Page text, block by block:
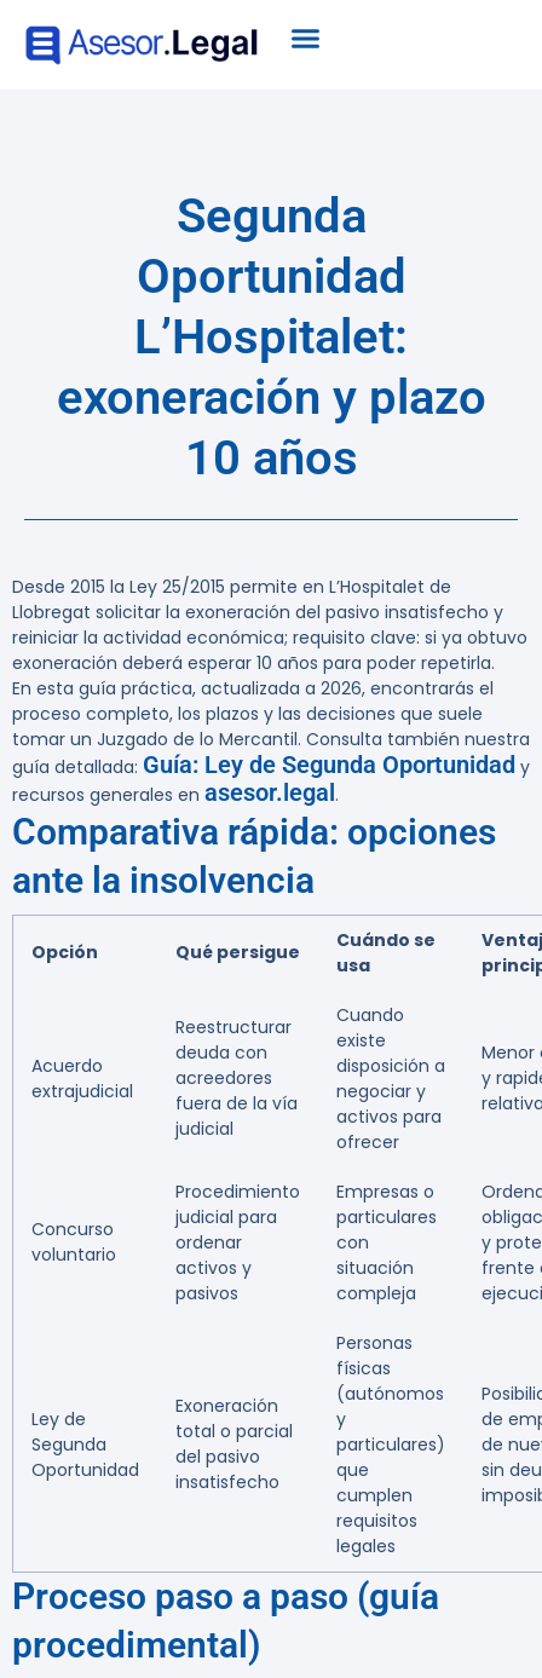
Segunda
Oportunidad
L’Hospitalet:
exoneración y plazo
10 años
Desde 2015 la Ley 25/2015 permite en L’Hospitalet de
Llobregat solicitar la exoneración del pasivo insatisfecho y
reiniciar la actividad económica; requisito clave: si ya obtuvo
exoneración deberá esperar 10 años para poder repetirla.
En esta guía práctica, actualizada a 2026, encontrarás el
proceso completo, los plazos y las decisiones que suele
tomar un Juzgado de lo Mercantil. Consulta también nuestra
guía detallada: Guía: Ley de Segunda Oportunidad y
recursos generales en asesor.legal.
Comparativa rápida: opciones
ante la insolvencia
Opción Qué persigue
Cuándo se
usa
Acuerdo
extrajudicial
Reestructurar
deuda con
acreedores
fuera de la vía
judicial
Cuando
existe
disposición a
negociar y
activos para
ofrecer
Menor
y
Concurso
voluntario
Procedimiento
judicial para
ordenar
activos y
pasivos
Empresas o
particulares
con
situación
compleja
y
frente
Ley de
Segunda
Oportunidad
Exoneración
total o parcial
del pasivo
insatisfecho
Personas
físicas
(autónomos
y
particulares)
que
cumplen
requisitos
legales
de
de
sin
Proceso paso a paso (guía
procedimental)